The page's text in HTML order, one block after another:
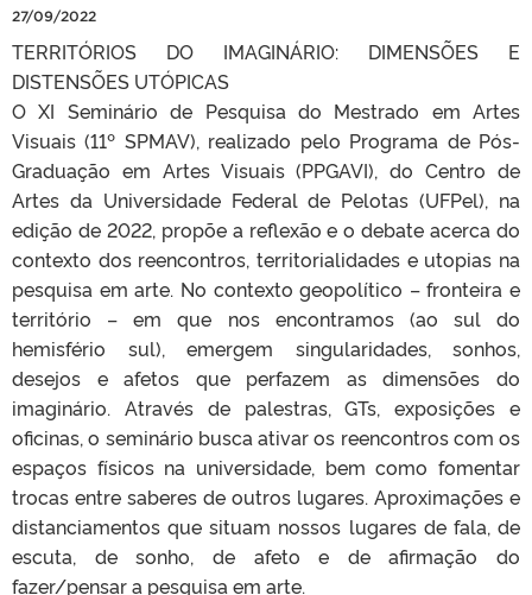
27/09/2022
TERRITÓRIOS DO IMAGINÁRIO: DIMENSÕES E
DISTENSÕES UTÓPICAS
O XI Seminário de Pesquisa do Mestrado em Artes
Visuais (11º SPMAV), realizado pelo Programa de Pós-
Graduação em Artes Visuais (PPGAVI), do Centro de
Artes da Universidade Federal de Pelotas (UFPel), na
edição de 2022, propõe a reflexão e o debate acerca do
contexto dos reencontros, territorialidades e utopias na
pesquisa em arte. No contexto geopolítico – fronteira e
território – em que nos encontramos (ao sul do
hemisfério sul), emergem singularidades, sonhos,
desejos e afetos que perfazem as dimensões do
imaginário. Através de palestras, GTs, exposições e
oficinas, o seminário busca ativar os reencontros com os
espaços físicos na universidade, bem como fomentar
trocas entre saberes de outros lugares. Aproximações e
distanciamentos que situam nossos lugares de fala, de
escuta, de sonho, de afeto e de afirmação do
fazer/pensar a pesquisa em arte.